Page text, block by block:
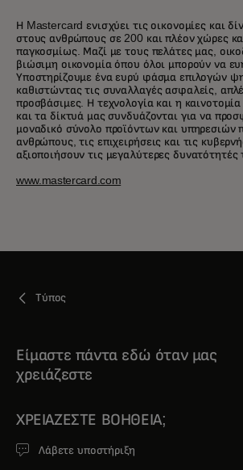
Η Mastercard ενισχύει τις οικονομίες και
στους ανθρώπους σε 200 και πλέον χώρες
παγκοσμίως. Μαζί με τους πελάτες μας,
βιώσιμη οικονομία όπου όλοι μπορούν να
Υποστηρίζουμε ένα ευρύ φάσμα επιλογών
καθιστώντας τις συναλλαγές ασφαλείς,
προσβάσιμες. Η τεχνολογία και η
και τα δίκτυά μας συνδυάζονται για να
μοναδικό σύνολο προϊόντων και υπηρεσιών
ανθρώπους, τις επιχειρήσεις και τις
αξιοποιήσουν τις μεγαλύτερες δυνατότητές
www.mastercard.com
Τύπος
Είμαστε πάντα εδώ όταν μας
χρειάζεστε
ΧΡΕΙΆΖΕΣΤΕ ΒΟΉΘΕΙΑ;
Λάβετε υποστήριξη